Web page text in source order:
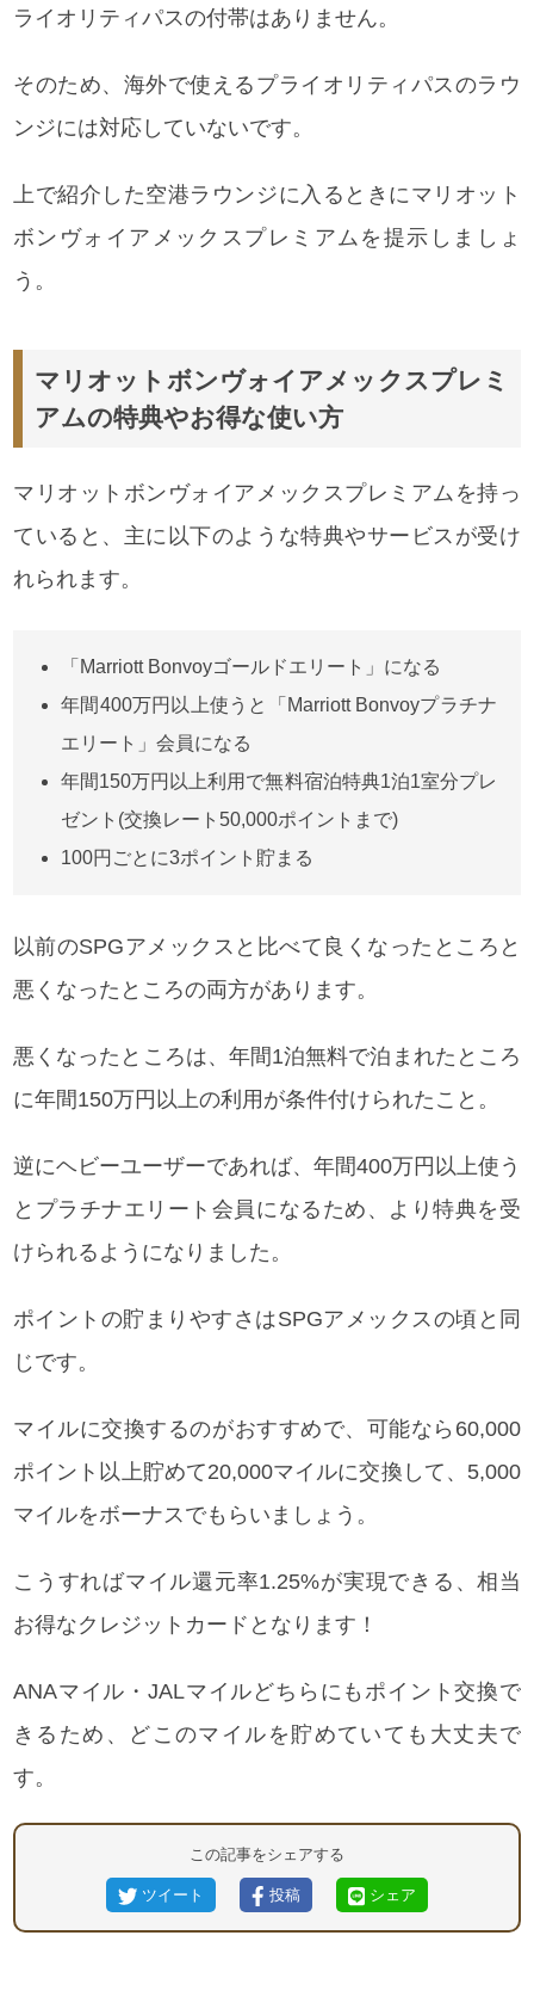
ライオリティパスの付帯はありません。
そのため、海外で使えるプライオリティパスのラウ
ンジには対応していないです。
上で紹介した空港ラウンジに入るときに マリオット
ボンヴォイアメックスプレミアムを提示しましょ
う。
マリオットボンヴォイアメックスプレミ
アムの特典やお得な使い方
マリオットボンヴォイアメックスプレミアムを持っ
ていると、主に以下のような特典やサービスが受け
れられます。
「Marriott Bonvoyゴールドエリート」になる
年間400万円以上使うと「Marriott Bonvoyプラチナ
エリート」会員になる
年間150万円以上利用で無料宿泊特典1泊1室分プレ
ゼント(交換レート50,000ポイントまで)
100円ごとに3ポイント貯まる
以前のSPGアメックスと比べて良くなったところと
悪くなったところの両方があります。
悪くなったところは、年間1泊無料で泊まれたところ
に年間150万円以上の利用が条件付けられたこと。
逆にヘビーユーザーであれば、年間400万円以上使う
とプラチナエリート会員になるため、より特典を受
けられるようになりました。
ポイントの貯まりやすさはSPGアメックスの頃と同
じです。
マイルに交換するのがおすすめで、可能なら60,000
ポイント以上貯めて20,000マイルに交換して、5,000
マイルをボーナスでもらいましょう。
こうすればマイル還元率1.25%が実現できる、相当
お得なクレジットカードとなります！
ANAマイル・JALマイルどちらにもポイント交換で
きるため、どこのマイルを貯めていても大丈夫で
す。
この記事をシェアする
ツイート 投稿 シェア